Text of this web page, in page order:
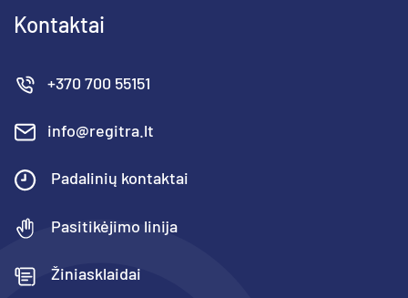
Kontaktai
+370 700 55151
info@regitra.lt
Padalinių kontaktai
Pasitikėjimo linija
Žiniasklaidai